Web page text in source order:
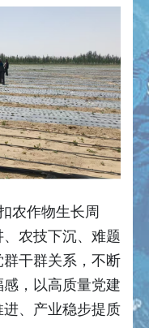
农作物生长周
农技下沉、难题
干群关系，不断
，以高质量党建
、产业稳步提质